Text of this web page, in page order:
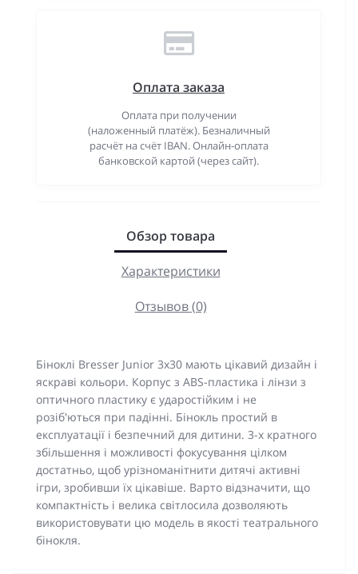
Оплата заказа
Оплата при получении
(наложенный платёж). Безналичный
расчёт на счёт IBAN. Онлайн-оплата
банковской картой (через сайт).
Обзор товара
Характеристики
Отзывов (0)
Біноклі Bresser Junior 3x30 мають цікавий дизайн і
яскраві кольори. Корпус з ABS-пластика і лінзи з
оптичного пластику є ударостійким і не
розіб'ються при падінні. Бінокль простий в
експлуатації і безпечний для дитини. 3-х кратного
збільшення і можливості фокусування цілком
достатньо, щоб урізноманітнити дитячі активні
ігри, зробивши їх цікавіше. Варто відзначити, що
компактність і велика світлосила дозволяють
використовувати цю модель в якості театрального
бінокля.